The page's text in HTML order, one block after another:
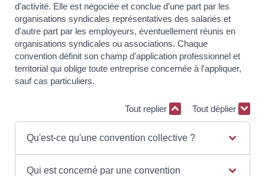
d'activité. Elle est négociée et conclue d'une part par les
organisations syndicales représentatives des salariés et
d'autre part par les employeurs, éventuellement réunis en
organisations syndicales ou associations. Chaque
convention définit son champ d'application professionnel et
territorial qui oblige toute entreprise concernée à l'appliquer,
sauf cas particuliers.
Tout replier Tout déplier
Qu'est-ce qu'une convention collective ?
Qui est concerné par une convention